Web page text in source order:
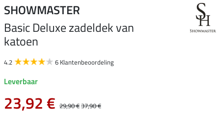
SHOWMASTER
Basic Deluxe zadeldek van
katoen
4.2 6 Klantenbeoordeling
Leverbaar
23,92 € 29,90 €37,90 €